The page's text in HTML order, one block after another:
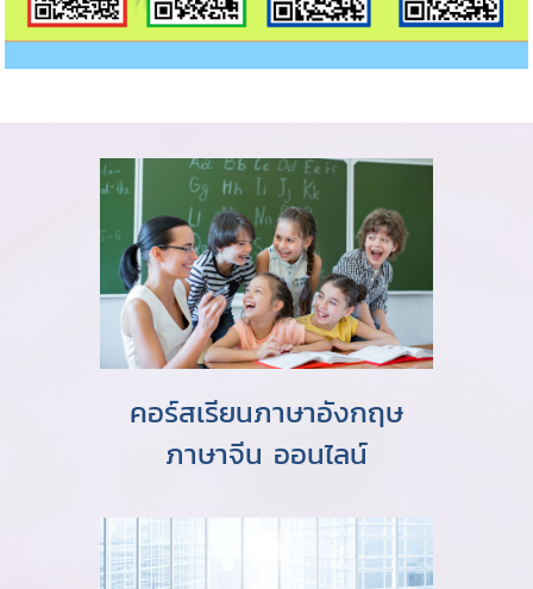
คอร์สเรียนภาษาอังกฤษ
ภาษาจีน ออนไลน์